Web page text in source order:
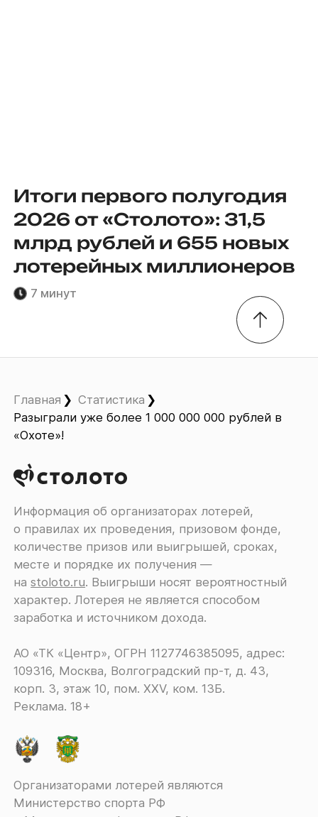
Итоги первого полугодия
2026 от «Столото»: 31,5
млрд рублей и 655 новых
лотерейных миллионеров
7 минут
Главная
Статистика
Разыграли уже более 1 000 000 000 рублей в
«Охоте»!
Информация об организаторах лотерей,
о правилах их проведения, призовом фонде,
количестве призов или выигрышей, сроках,
месте и порядке их получения ―
наstoloto.ru. Выигрыши носят вероятностный
характер. Лотерея не является способом
заработка и источником дохода.
АО «ТК «Центр», ОГРН 1127746385095, адрес:
109316, Москва, Волгоградский пр-т, д. 43,
корп. 3, этаж 10, пом. XXV, ком. 13Б.
Реклама. 18+
Организаторами лотерей являются
Министерство спорта РФ